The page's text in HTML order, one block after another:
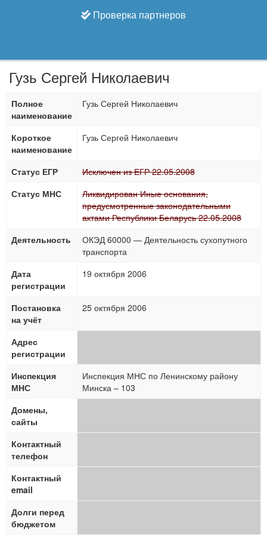
Проверка партнеров
Гузь Сергей Николаевич
Полное
наименование
Гузь Сергей Николаевич
Короткое
наименование
Гузь Сергей Николаевич
Статус ЕГР
Исключен из ЕГР 22.05.2008
Статус МНС
Ликвидирован Иные основания,
предусмотренные законодательными
актами Республики Беларусь 22.05.2008
Деятельность
ОКЭД 60000 — Деятельность сухопутного
транспорта
Дата
регистрации
19 октября 2006
Постановка
на учёт
25 октября 2006
Адрес
регистрации
Инспекция
МНС
Инспекция МНС по Ленинскому району
Минска – 103
Домены,
сайты
Контактный
телефон
Контактный
email
Долги перед
бюджетом